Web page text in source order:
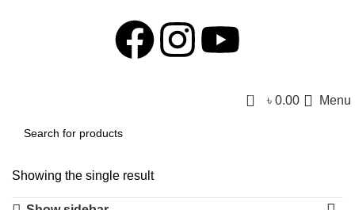
0 ৳ 0.00 Menu
Showing the single result